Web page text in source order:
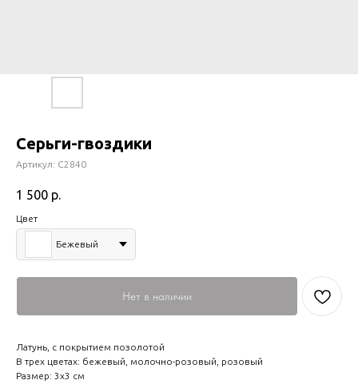
Серьги-гвоздики
Артикул: С2840
1 500 р.
Цвет
Бежевый
Нет в наличии
Латунь, с покрытием позолотой
В трех цветах: бежевый, молочно-розовый, розовый
Размер: 3х3 см